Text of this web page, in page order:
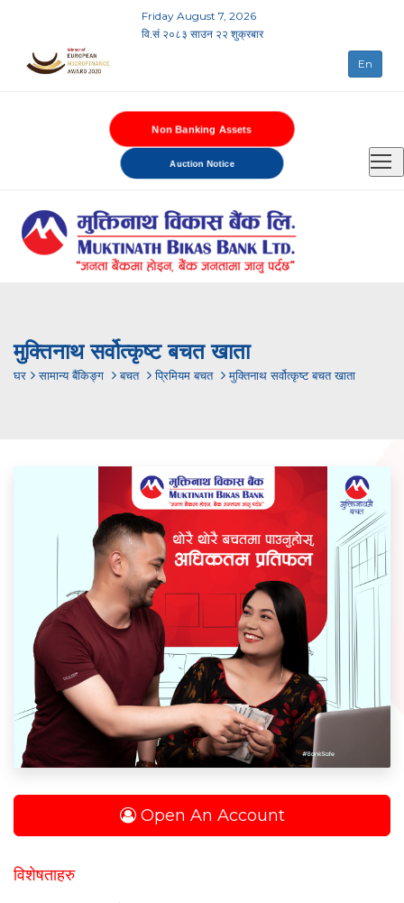
Friday August 7, 2026
वि.सं २०८३ साउन २२ शुक्रबार
En
Non Banking Assets
Auction Notice
मुक्तिनाथ सर्वोत्कृष्ट बचत खाता
घर सामान्य बैंकिङ्ग बचत प्रिमियम बचत मुक्तिनाथ सर्वोत्कृष्ट बचत खाता
विशेषताहरु
Open An Account